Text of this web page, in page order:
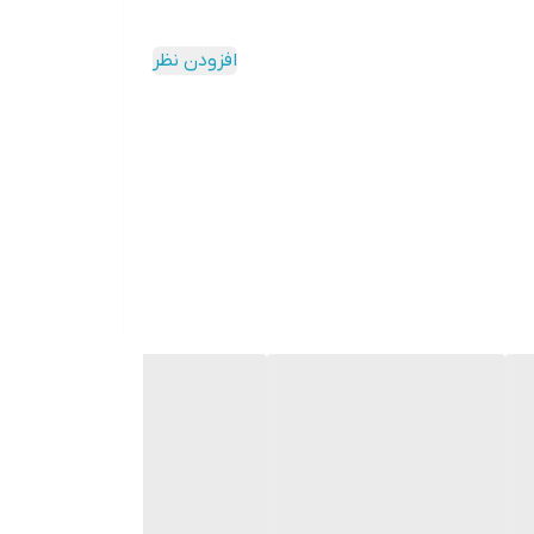
افزودن نظر